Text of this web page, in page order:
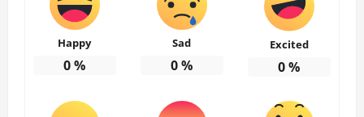
Happy
0%
Sad
0%
Excited
0%